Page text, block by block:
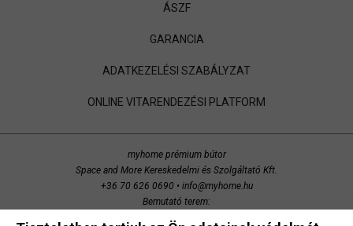
ÁSZF
GARANCIA
ADATKEZELÉSI SZABÁLYZAT
ONLINE VITARENDEZÉSI PLATFORM
myhome prémium bútor
Space and More Kereskedelmi és Szolgáltató Kft.
+36 70 626 0690 • info@myhome.hu
Bemutató terem: